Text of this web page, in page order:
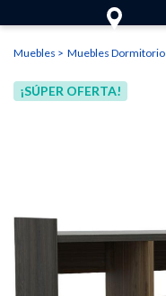
Muebles Muebles Dormitorio
¡SÚPER OFERTA!